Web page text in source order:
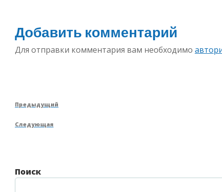
Добавить комментарий
Для отправки комментария вам необходимо
Навигация
по
записям
Предыдущая
Предыдущий
Следующая
Следующая
Поиск